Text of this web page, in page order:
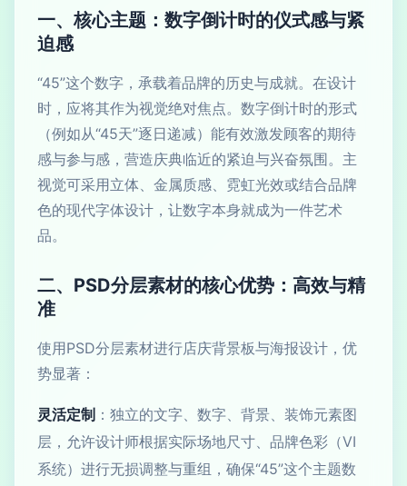
一、核心主题：数字倒计时的仪式感与紧
迫感
“45”这个数字，承载着品牌的历史与成就。在设计
时，应将其作为视觉绝对焦点。数字倒计时的形式
（例如从“45天”逐日递减）能有效激发顾客的期待
感与参与感，营造庆典临近的紧迫与兴奋氛围。主
视觉可采用立体、金属质感、霓虹光效或结合品牌
色的现代字体设计，让数字本身就成为一件艺术
品。
二、PSD分层素材的核心优势：高效与精
准
使用PSD分层素材进行店庆背景板与海报设计，优
势显著：
灵活定制 ：独立的文字、数字、背景、装饰元素图
层，允许设计师根据实际场地尺寸、品牌色彩（VI
系统）进行无损调整与重组，确保“45”这个主题数